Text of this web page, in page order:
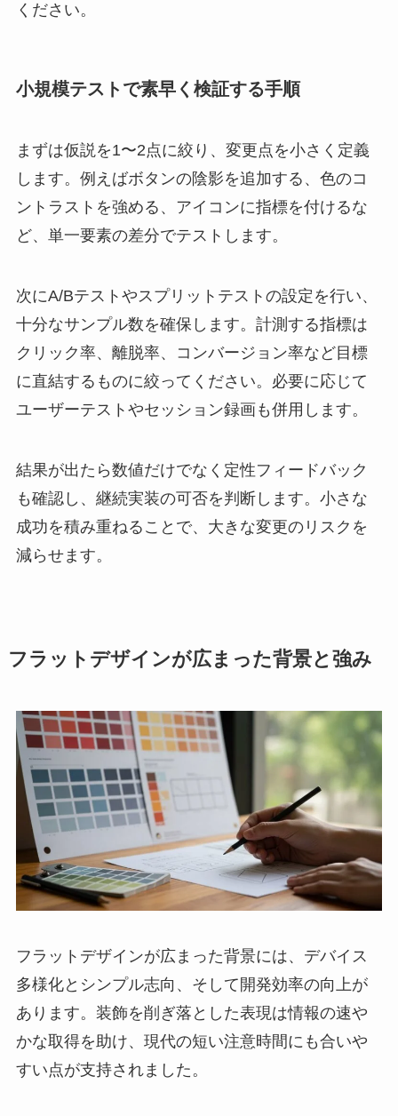
ください。
小規模テストで素早く検証する手順
まずは仮説を1〜2点に絞り、変更点を小さく定義
します。例えばボタンの陰影を追加する、色のコ
ントラストを強める、アイコンに指標を付けるな
ど、単一要素の差分でテストします。
次にA/Bテストやスプリットテストの設定を行い、
十分なサンプル数を確保します。計測する指標は
クリック率、離脱率、コンバージョン率など目標
に直結するものに絞ってください。必要に応じて
ユーザーテストやセッション録画も併用します。
結果が出たら数値だけでなく定性フィードバック
も確認し、継続実装の可否を判断します。小さな
成功を積み重ねることで、大きな変更のリスクを
減らせます。
フラットデザインが広まった背景と強み
フラットデザインが広まった背景には、デバイス
多様化とシンプル志向、そして開発効率の向上が
あります。装飾を削ぎ落とした表現は情報の速や
かな取得を助け、現代の短い注意時間にも合いや
すい点が支持されました。